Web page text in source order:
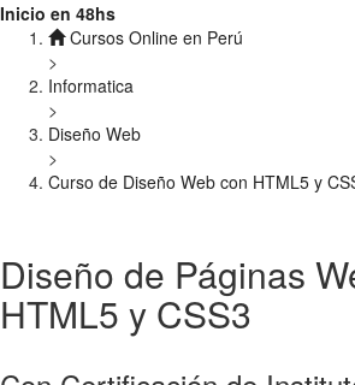
Inicio en 48hs
Cursos Online en Perú
>
Informatica
>
Diseño Web
>
Curso de Diseño Web con HTML5 y
Diseño de Páginas
HTML5 y CSS3